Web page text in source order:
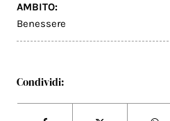
AMBITO:
Benessere
Condividi: